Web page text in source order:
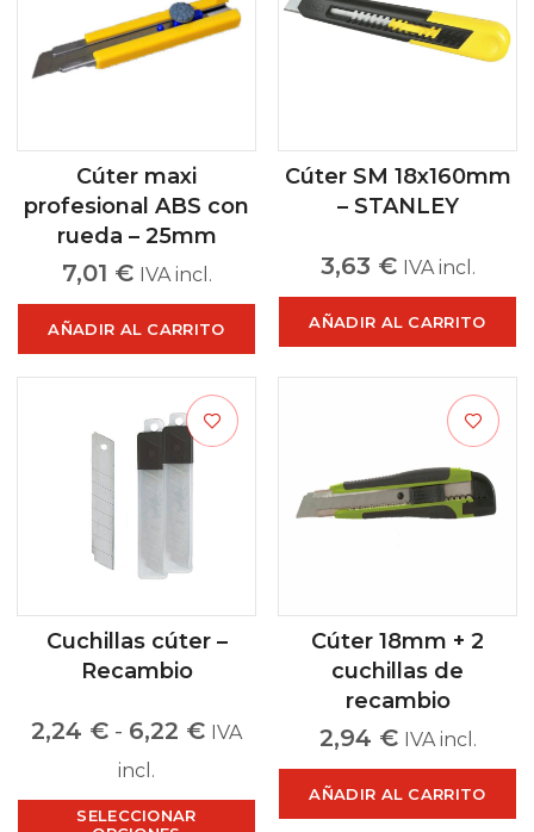
Cúter maxi
profesional ABS con
rueda – 25mm
7,01 € IVA incl.
AÑADIR AL CARRITO
Cúter SM 18x160mm
– STANLEY
3,63 € IVA incl.
AÑADIR AL CARRITO
Cuchillas cúter –
Recambio
2,24 € - 6,22 € IVA
incl.
SELECCIONAR
Cúter 18mm + 2
cuchillas de
recambio
2,94 € IVA incl.
AÑADIR AL CARRITO